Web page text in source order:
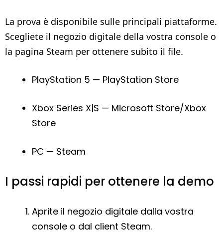
La prova è disponibile sulle principali piattaforme.
Scegliete il negozio digitale della vostra console o
la pagina Steam per ottenere subito il file.
PlayStation 5 — PlayStation Store
Xbox Series X|S — Microsoft Store/Xbox
Store
PC — Steam
I passi rapidi per ottenere la demo
Aprite il negozio digitale dalla vostra
console o dal client Steam.